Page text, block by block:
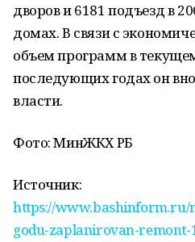
дворов и 6181 подъезд в
домах. В связи с
объем программ в
последующих годах он
власти.
Фото: МинЖКХ РБ
Источник:
https://www.bashinform.ru/
godu-zaplanirovan-